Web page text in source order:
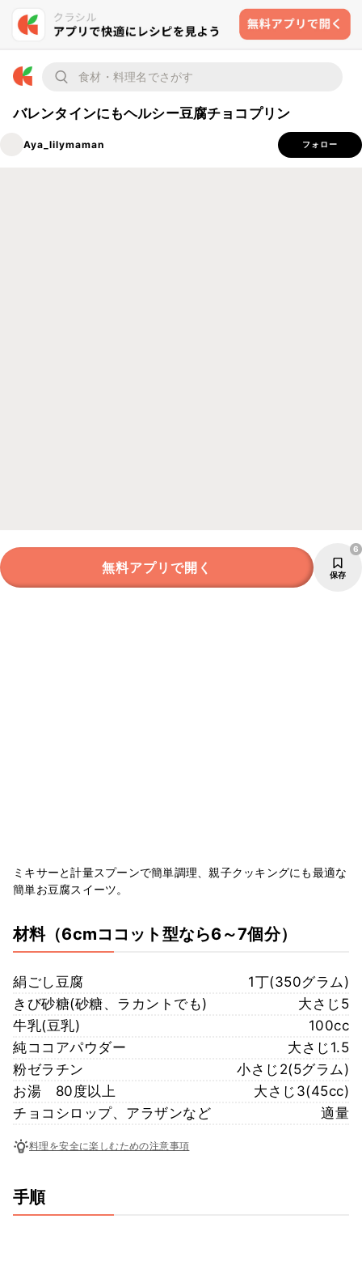
バレンタインにもヘルシー豆腐チョコプリン
Aya_lilymaman フォロー
無料アプリで開く 保存
6
ミキサーと計量スプーンで簡単調理、親子クッキングにも最適な
簡単お豆腐スイーツ。
材料（6cmココット型なら6～7個分）
絹ごし豆腐
1丁(350グラム)
きび砂糖(砂糖、ラカントでも)
大さじ5
牛乳(豆乳)
100cc
純ココアパウダー
大さじ1.5
粉ゼラチン
小さじ2(5グラム)
お湯 80度以上
大さじ3(45cc)
チョコシロップ、アラザンなど
適量
料理を安全に楽しむための注意事項
手順